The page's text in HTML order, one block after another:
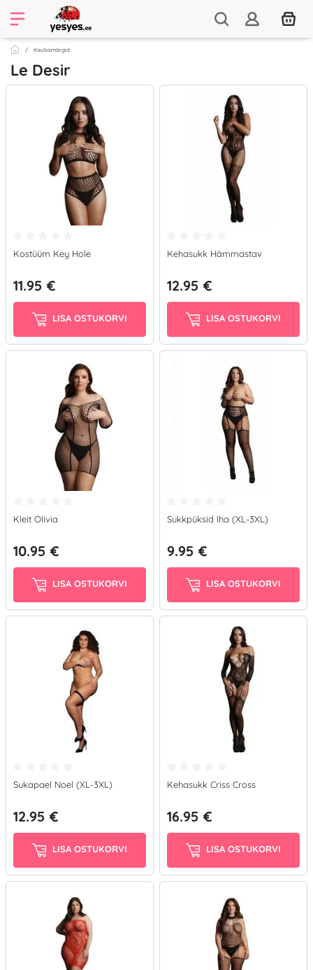
Kaubamärgid
Le Desir
Kostüüm Key Hole
11.95 €
LISA OSTUKORVI
Kehasukk Hämmastav
12.95 €
LISA OSTUKORVI
Kleit Olivia
10.95 €
LISA OSTUKORVI
Sukkpüksid Iha (XL-3XL)
9.95 €
LISA OSTUKORVI
Sukapael Noel (XL-3XL)
12.95 €
LISA OSTUKORVI
Kehasukk Criss Cross
16.95 €
LISA OSTUKORVI